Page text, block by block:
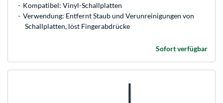
Kompatibel: Vinyl-Schallplatten
Verwendung: Entfernt Staub und Verunreinigungen von
Schallplatten, löst Fingerabdrücke
Sofort verfügbar